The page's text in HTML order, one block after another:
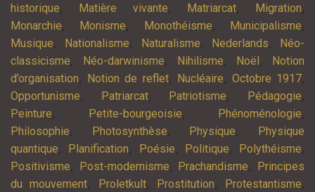
historique, Matière vivante, Matriarcat, Migration,
Monarchie, Monisme, Monothéisme, Municipalisme,
Musique, Nationalisme, Naturalisme, Nederlands,
Néo-
classicisme, Néo-darwinisme, Nihilisme, Noël ,
Notion
d’organisation, Notion de reflet, Nucléaire, Octobre 1917,
Opportunisme, Patriarcat, Patriotisme, Pédagogie,
Peinture, Petite-bourgeoisie, Phénoménologie,
Philosophie, Photosynthèse, Physique,
Physique
quantique, Planification, Poésie, Politique, Polythéisme,
Positivisme, Post-modernisme, Prachandisme,
Principes
du mouvement, Proletkult, Prostitution, Protestantisme,